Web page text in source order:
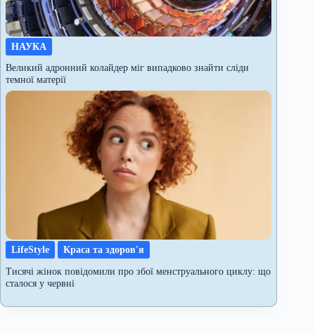
НАУКА
Великий адронний колайдер міг випадково знайти сліди
темної матерії
LifeStyle
Краса та здоров'я
Тисячі жінок повідомили про збої менструального циклу: що
сталося у червні